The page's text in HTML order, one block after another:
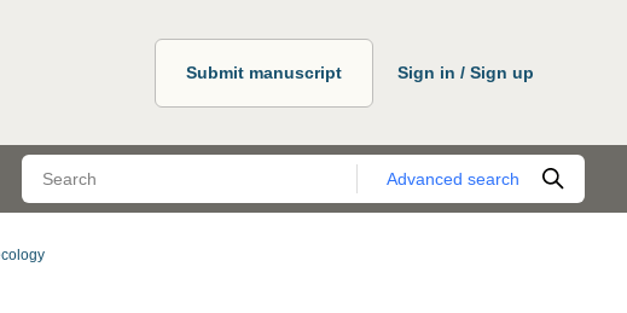
Submit manuscript Sign in / Sign up
Advanced search